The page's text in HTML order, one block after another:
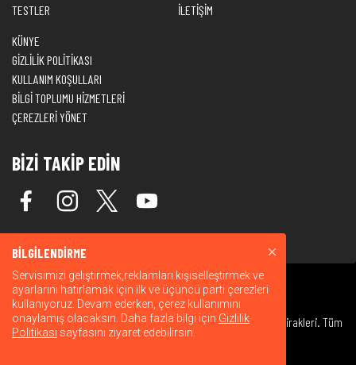
TESTLER
İLETİŞİM
KÜNYE
GİZLİLİK POLİTİKASI
KULLANIM KOŞULLARI
BİLGİ TOPLUMU HİZMETLERİ
ÇEREZLERİ YÖNET
BİZİ TAKİP EDİN
© 2026 Warner Bros. Discovery, Inc. veya bağlı kuruluşları ve iştirakleri. Tüm
hakları saklıdır.
BİLGİLENDİRME
Servisimizi geliştirmek,reklamları kişiselleştirmek ve
ayarlarını hatırlamak için ilk ve üçüncü parti çerezleri
kullanıyoruz. Devam ederken, çerez kullanımını
onaylamış olacaksın. Daha fazla bilgi için Gizlilik
Politikası sayfasını ziyaret edebilirsin.